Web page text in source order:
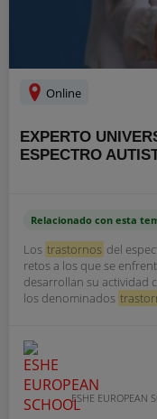
Online
EXPERTO
ESPECTRO
Relacionado con esta
Los trastornos del
retos a los que se
desarrollan su actividad
los denominados
ESHE EUROPEAN